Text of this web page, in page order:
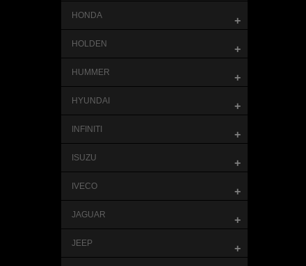
HONDA +
HOLDEN +
HUMMER +
HYUNDAI +
INFINITI +
ISUZU +
IVECO +
JAGUAR +
JEEP +